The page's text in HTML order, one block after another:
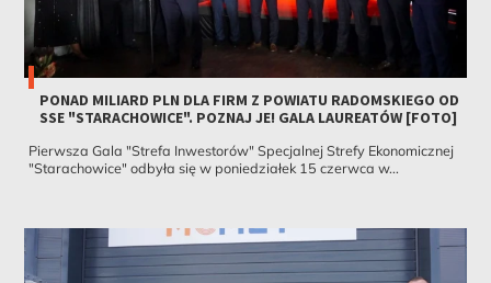
PONAD MILIARD PLN DLA FIRM Z POWIATU RADOMSKIEGO OD
SSE "STARACHOWICE". POZNAJ JE! GALA LAUREATÓW [FOTO]
Pierwsza Gala "Strefa Inwestorów" Specjalnej Strefy Ekonomicznej
"Starachowice" odbyła się w poniedziałek 15 czerwca w...